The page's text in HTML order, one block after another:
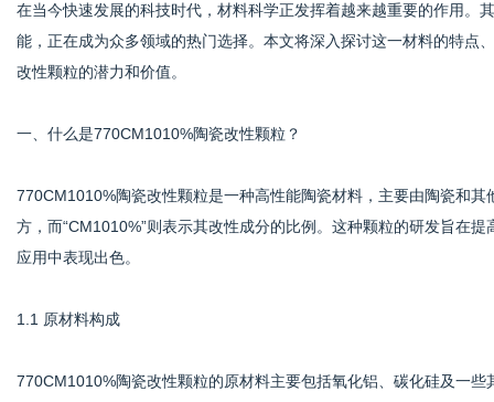
在当今快速发展的科技时代，材料科学正发挥着越来越重要的作用。
能，正在成为众多领域的热门选择。本文将深入探讨这一材料的特点
改性颗粒的潜力和价值。
一、什么是770CM1010%陶瓷改性颗粒？
770CM1010%陶瓷改性颗粒是一种高性能陶瓷材料，主要由陶瓷和
方，而“CM1010%”则表示其改性成分的比例。这种颗粒的研发旨在
应用中表现出色。
1.1 原材料构成
770CM1010%陶瓷改性颗粒的原材料主要包括氧化铝、碳化硅及一